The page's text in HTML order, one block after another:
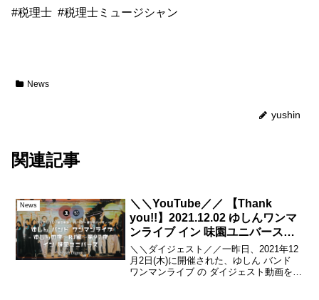
#税理士 #税理士ミュージシャン
News
yushin
関連記事
News
＼＼YouTube／／ 【Thank
you!!】2021.12.02 ゆしんワンマ
ンライブ イン 味園ユニバース
【Highlights】
＼＼ダイジェスト／／一昨日、2021年12
月2日(木)に開催された、ゆしん バンド
ワンマンライブ の ダイジェスト動画を、